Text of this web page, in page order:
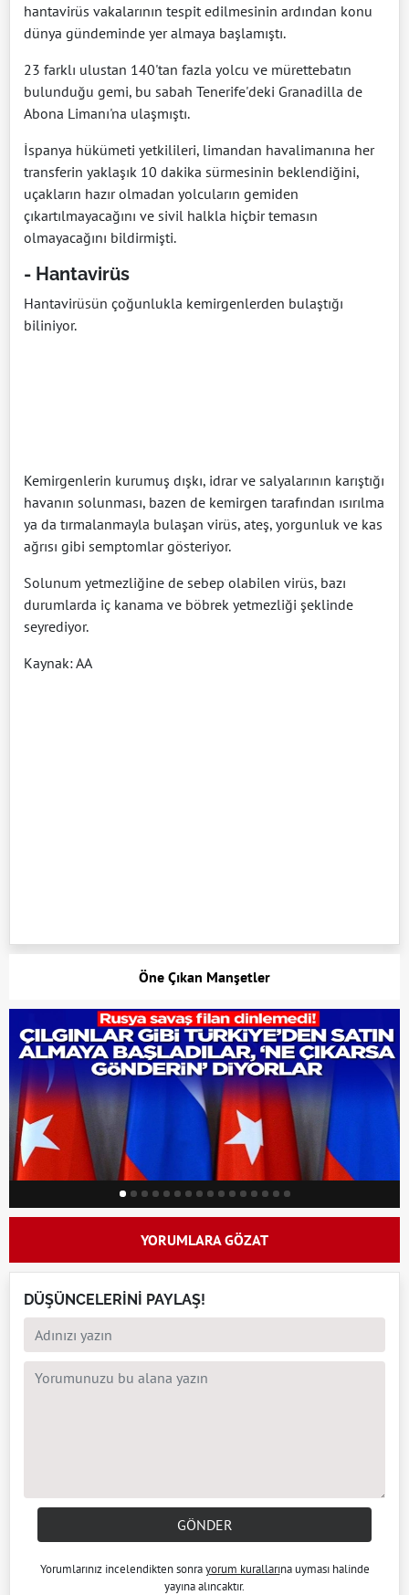
hantavirüs vakalarının tespit edilmesinin ardından konu
dünya gündeminde yer almaya başlamıştı.
23 farklı ulustan 140'tan fazla yolcu ve mürettebatın
bulunduğu gemi, bu sabah Tenerife'deki Granadilla de
Abona Limanı'na ulaşmıştı.
İspanya hükümeti yetkilileri, limandan havalimanına her
transferin yaklaşık 10 dakika sürmesinin beklendiğini,
uçakların hazır olmadan yolcuların gemiden
çıkartılmayacağını ve sivil halkla hiçbir temasın
olmayacağını bildirmişti.
- Hantavirüs
Hantavirüsün çoğunlukla kemirgenlerden bulaştığı
biliniyor.
Kemirgenlerin kurumuş dışkı, idrar ve salyalarının karıştığı
havanın solunması, bazen de kemirgen tarafından ısırılma
ya da tırmalanmayla bulaşan virüs, ateş, yorgunluk ve kas
ağrısı gibi semptomlar gösteriyor.
Solunum yetmezliğine de sebep olabilen virüs, bazı
durumlarda iç kanama ve böbrek yetmezliği şeklinde
seyrediyor.
Kaynak: AA
Öne Çıkan Manşetler
YORUMLARA GÖZAT
DÜŞÜNCELERİNİ PAYLAŞ!
GÖNDER
Yorumlarınız incelendikten sonrayorum kurallarına uyması halinde
yayına alıncaktır.